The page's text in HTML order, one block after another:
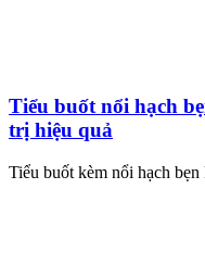
Tiểu buốt nổi hạch
trị hiệu quả
Tiểu buốt kèm nổi hạch